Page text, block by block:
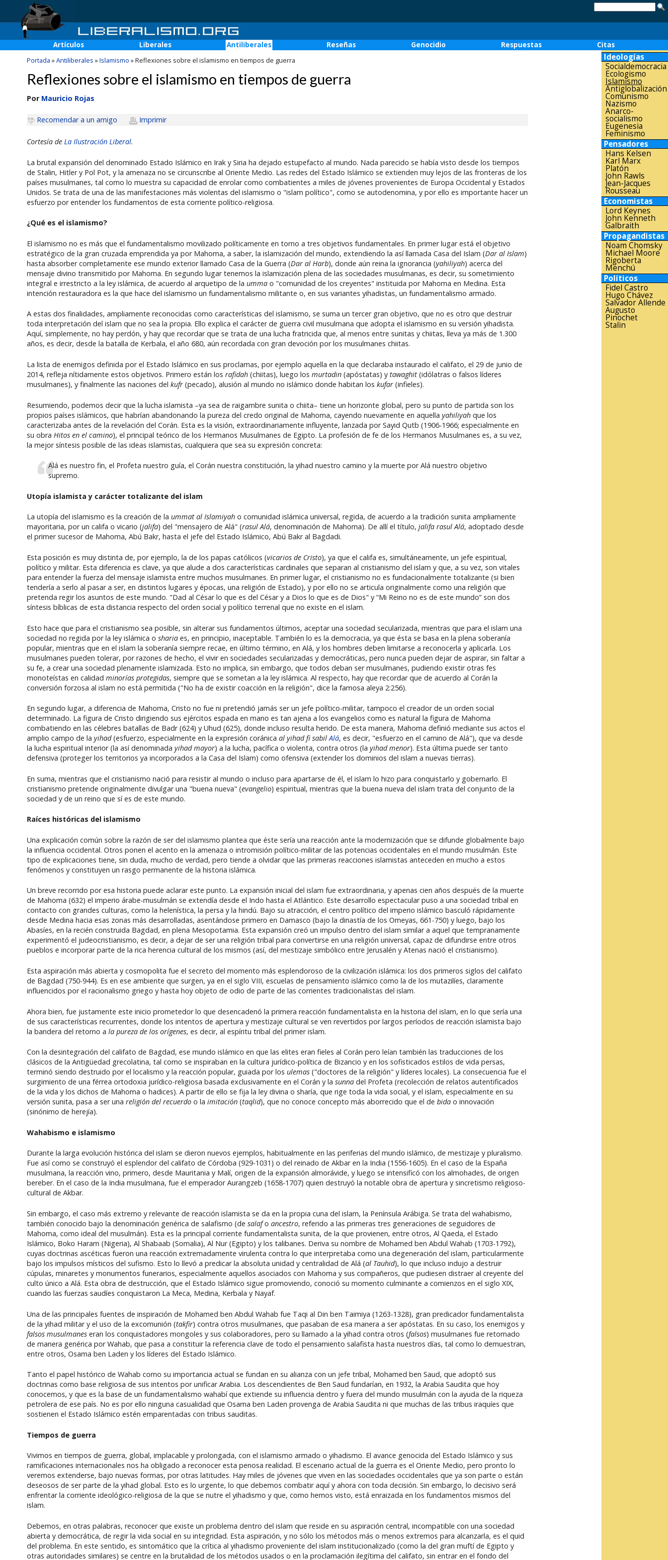
Artículos Liberales Antiliberales Reseñas Genocidio Respuestas
Citas
Portada »Antiliberales »Islamismo »Reflexiones sobre el islamismo en tiempos de guerra
Reflexiones sobre el islamismo en tiempos de guerra
Por Mauricio Rojas
Recomendar a un amigo Imprimir
Cortesía de La Ilustración Liberal.
La brutal expansión del denominado Estado Islámico en Irak y Siria ha dejado estupefacto al mundo. Nada parecido se había visto desde los tiempos
de Stalin, Hitler y Pol Pot, y la amenaza no se circunscribe al Oriente Medio. Las redes del Estado Islámico se extienden muy lejos de las fronteras de los
países musulmanes, tal como lo muestra su capacidad de enrolar como combatientes a miles de jóvenes provenientes de Europa Occidental y Estados
Unidos. Se trata de una de las manifestaciones más violentas del islamismo o "islam político", como se autodenomina, y por ello es importante hacer un
esfuerzo por entender los fundamentos de esta corriente político-religiosa.
¿Qué es el islamismo?
El islamismo no es más que el fundamentalismo movilizado políticamente en torno a tres objetivos fundamentales. En primer lugar está el objetivo
estratégico de la gran cruzada emprendida ya por Mahoma, a saber, la islamización del mundo, extendiendo la así llamada Casa del Islam (Dar al Islam)
hasta absorber completamente ese mundo exterior llamado Casa de la Guerra (Dar al Harb), donde aún reina la ignorancia (yahiliyah) acerca del
mensaje divino transmitido por Mahoma. En segundo lugar tenemos la islamización plena de las sociedades musulmanas, es decir, su sometimiento
integral e irrestricto a la ley islámica, de acuerdo al arquetipo de la ummao "comunidad de los creyentes" instituida por Mahoma en Medina. Esta
intención restauradora es la que hace del islamismo un fundamentalismo militante o, en sus variantes yihadistas, un fundamentalismo armado.
A estas dos finalidades, ampliamente reconocidas como características del islamismo, se suma un tercer gran objetivo, que no es otro que destruir
toda interpretación del islam que no sea la propia. Ello explica el carácter de guerra civil musulmana que adopta el islamismo en su versión yihadista.
Aquí, simplemente, no hay perdón, y hay que recordar que se trata de una lucha fratricida que, al menos entre sunitas y chiitas, lleva ya más de 1.300
años, es decir, desde la batalla de Kerbala, el año 680, aún recordada con gran devoción por los musulmanes chiitas.
La lista de enemigos definida por el Estado Islámico en sus proclamas, por ejemplo aquella en la que declaraba instaurado el califato, el 29 de junio de
2014, refleja nítidamente estos objetivos. Primero están los rafidah(chiitas), luego los murtadin(apóstatas) y tawaghit(idólatras o falsos líderes
musulmanes), y finalmente las naciones del kufr(pecado), alusión al mundo no islámico donde habitan los kufar(infieles).
Resumiendo, podemos decir que la lucha islamista –ya sea de raigambre sunita o chiita– tiene un horizonte global, pero su punto de partida son los
propios países islámicos, que habrían abandonando la pureza del credo original de Mahoma, cayendo nuevamente en aquella yahiliyah que los
caracterizaba antes de la revelación del Corán. Esta es la visión, extraordinariamente influyente, lanzada por Sayid Qutb (1906-1966; especialmente en
su obra Hitos en el camino), el principal teórico de los Hermanos Musulmanes de Egipto. La profesión de fe de los Hermanos Musulmanes es, a su vez,
la mejor síntesis posible de las ideas islamistas, cualquiera que sea su expresión concreta:
Alá es nuestro fin, el Profeta nuestro guía, el Corán nuestra constitución, la yihad nuestro camino y la muerte por Alá nuestro objetivo
supremo.
Utopía islamista y carácter totalizante del islam
La utopía del islamismo es la creación de la ummat al Islamiyaho comunidad islámica universal, regida, de acuerdo a la tradición sunita ampliamente
mayoritaria, por un califa o vicario (jalifa) del "mensajero de Alá" (rasul Alá, denominación de Mahoma). De allí el título, jalifa rasul Alá, adoptado desde
el primer sucesor de Mahoma, Abú Bakr, hasta el jefe del Estado Islámico, Abú Bakr al Bagdadi.
Esta posición es muy distinta de, por ejemplo, la de los papas católicos (vicarios de Cristo), ya que el califa es, simultáneamente, un jefe espiritual,
político y militar. Esta diferencia es clave, ya que alude a dos características cardinales que separan al cristianismo del islam y que, a su vez, son vitales
para entender la fuerza del mensaje islamista entre muchos musulmanes. En primer lugar, el cristianismo no es fundacionalmente totalizante (si bien
tendería a serlo al pasar a ser, en distintos lugares y épocas, una religión de Estado), y por ello no se articula originalmente como una religión que
pretenda regir los asuntos de este mundo. "Dad al César lo que es del César y a Dios lo que es de Dios" y “Mi Reino no es de este mundo” son dos
síntesis bíblicas de esta distancia respecto del orden social y político terrenal que no existe en el islam.
Esto hace que para el cristianismo sea posible, sin alterar sus fundamentos últimos, aceptar una sociedad secularizada, mientras que para el islam una
sociedad no regida por la ley islámica o shariaes, en principio, inaceptable. También lo es la democracia, ya que ésta se basa en la plena soberanía
popular, mientras que en el islam la soberanía siempre recae, en último término, en Alá, y los hombres deben limitarse a reconocerla y aplicarla. Los
musulmanes pueden tolerar, por razones de hecho, el vivir en sociedades secularizadas y democráticas, pero nunca pueden dejar de aspirar, sin faltar a
su fe, a crear una sociedad plenamente islamizada. Esto no implica, sin embargo, que todos deban ser musulmanes, pudiendo existir otras fes
monoteístas en calidad minorías protegidas, siempre que se sometan a la ley islámica. Al respecto, hay que recordar que de acuerdo al Corán la
conversión forzosa al islam no está permitida ("No ha de existir coacción en la religión", dice la famosa aleya 2:256).
En segundo lugar, a diferencia de Mahoma, Cristo no fue ni pretendió jamás ser un jefe político-militar, tampoco el creador de un orden social
determinado. La figura de Cristo dirigiendo sus ejércitos espada en mano es tan ajena a los evangelios como es natural la figura de Mahoma
combatiendo en las célebres batallas de Badr (624) y Uhud (625), donde incluso resulta herido. De esta manera, Mahoma definió mediante sus actos el
amplio campo de la yihad(esfuerzo, especialmente en la expresión coránica al yihad fi sabilAlá, es decir, "esfuerzo en el camino de Alá"), que va desde
la lucha espiritual interior (la así denominada yihad mayor) a la lucha, pacífica o violenta, contra otros (la yihad menor). Esta última puede ser tanto
defensiva (proteger los territorios ya incorporados a la Casa del Islam) como ofensiva (extender los dominios del islam a nuevas tierras).
En suma, mientras que el cristianismo nació para resistir al mundo o incluso para apartarse de él, el islam lo hizo para conquistarlo y gobernarlo. El
cristianismo pretende originalmente divulgar una "buena nueva" (evangelio) espiritual, mientras que la buena nueva del islam trata del conjunto de la
sociedad y de un reino que sí es de este mundo.
Raíces históricas del islamismo
Una explicación común sobre la razón de ser del islamismo plantea que éste sería una reacción ante la modernización que se difunde globalmente bajo
la influencia occidental. Otros ponen el acento en la amenaza o intromisión político-militar de las potencias occidentales en el mundo musulmán. Este
tipo de explicaciones tiene, sin duda, mucho de verdad, pero tiende a olvidar que las primeras reacciones islamistas anteceden en mucho a estos
fenómenos y constituyen un rasgo permanente de la historia islámica.
Un breve recorrido por esa historia puede aclarar este punto. La expansión inicial del islam fue extraordinaria, y apenas cien años después de la muerte
de Mahoma (632) el imperio árabe-musulmán se extendía desde el Indo hasta el Atlántico. Este desarrollo espectacular puso a una sociedad tribal en
contacto con grandes culturas, como la helenística, la persa y la hindú. Bajo su atracción, el centro político del imperio islámico basculó rápidamente
desde Medina hacia esas zonas más desarrolladas, asentándose primero en Damasco (bajo la dinastía de los Omeyas, 661-750) y luego, bajo los
Abasíes, en la recién construida Bagdad, en plena Mesopotamia. Esta expansión creó un impulso dentro del islam similar a aquel que tempranamente
experimentó el judeocristianismo, es decir, a dejar de ser una religión tribal para convertirse en una religión universal, capaz de difundirse entre otros
pueblos e incorporar parte de la rica herencia cultural de los mismos (así, del mestizaje simbólico entre Jerusalén y Atenas nació el cristianismo).
Esta aspiración más abierta y cosmopolita fue el secreto del momento más esplendoroso de la civilización islámica: los dos primeros siglos del califato
de Bagdad (750-944). Es en ese ambiente que surgen, ya en el siglo VIII, escuelas de pensamiento islámico como la de los mutazilíes, claramente
influencidos por el racionalismo griego y hasta hoy objeto de odio de parte de las corrientes tradicionalistas del islam.
Ahora bien, fue justamente este inicio prometedor lo que desencadenó la primera reacción fundamentalista en la historia del islam, en lo que sería una
de sus características recurrentes, donde los intentos de apertura y mestizaje cultural se ven revertidos por largos períodos de reacción islamista bajo
la bandera del retorno a la pureza de los orígenes, es decir, al espíritu tribal del primer islam.
Con la desintegración del califato de Bagdad, ese mundo islámico en que las elites eran fieles al Corán pero leían también las traducciones de los
clásicos de la Antigüedad grecolatina, tal como se inspiraban en la cultura jurídico-política de Bizancio y en los sofisticados estilos de vida persas,
terminó siendo destruido por el localismo y la reacción popular, guiada por los ulemas("doctores de la religión" y líderes locales). La consecuencia fue el
surgimiento de una férrea ortodoxia jurídico-religiosa basada exclusivamente en el Corán y la sunnadel Profeta (recolección de relatos autentificados
de la vida y los dichos de Mahoma o hadices). A partir de ello se fija la ley divina o sharía, que rige toda la vida social, y el islam, especialmente en su
versión sunita, pasa a ser una religión del recuerdoo la imitación(taqlid), que no conoce concepto más aborrecido que el de bidao innovación
(sinónimo de herejía).
Wahabismo e islamismo
Durante la larga evolución histórica del islam se dieron nuevos ejemplos, habitualmente en las periferias del mundo islámico, de mestizaje y pluralismo.
Fue así como se construyó el esplendor del califato de Córdoba (929-1031) o del reinado de Akbar en la India (1556-1605). En el caso de la España
musulmana, la reacción vino, primero, desde Mauritania y Malí, origen de la expansión almorávide, y luego se intensificó con los almohades, de origen
bereber. En el caso de la India musulmana, fue el emperador Aurangzeb (1658-1707) quien destruyó la notable obra de apertura y sincretismo religioso-
cultural de Akbar.
Sin embargo, el caso más extremo y relevante de reacción islamista se da en la propia cuna del islam, la Península Arábiga. Se trata del wahabismo,
también conocido bajo la denominación genérica de salafismo (de salafo ancestro, referido a las primeras tres generaciones de seguidores de
Mahoma, como ideal del musulmán). Esta es la principal corriente fundamentalista sunita, de la que provienen, entre otros, Al Qaeda, el Estado
Islámico, Boko Haram (Nigeria), Al Shabaab (Somalia), Al Nur (Egipto) y los talibanes. Deriva su nombre de Mohamed ben Abdul Wahab (1703-1792),
cuyas doctrinas ascéticas fueron una reacción extremadamente virulenta contra lo que interpretaba como una degeneración del islam, particularmente
bajo los impulsos místicos del sufismo. Esto lo llevó a predicar la absoluta unidad y centralidad de Alá (al Tauhid), lo que incluso indujo a destruir
cúpulas, minaretes y monumentos funerarios, especialmente aquellos asociados con Mahoma y sus compañeros, que pudiesen distraer al creyente del
culto único a Alá. Esta obra de destrucción, que el Estado Islámico sigue promoviendo, conoció su momento culminante a comienzos en el siglo XIX,
cuando las fuerzas saudíes conquistaron La Meca, Medina, Kerbala y Nayaf.
Una de las principales fuentes de inspiración de Mohamed ben Abdul Wahab fue Taqi al Din ben Taimiya (1263-1328), gran predicador fundamentalista
de la yihad militar y el uso de la excomunión (takfir) contra otros musulmanes, que pasaban de esa manera a ser apóstatas. En su caso, los enemigos y
falsos musulmaneseran los conquistadores mongoles y sus colaboradores, pero su llamado a la yihad contra otros (falsos) musulmanes fue retomado
de manera genérica por Wahab, que pasa a constituir la referencia clave de todo el pensamiento salafista hasta nuestros días, tal como lo demuestran,
entre otros, Osama ben Laden y los líderes del Estado Islámico.
Tanto el papel histórico de Wahab como su importancia actual se fundan en su alianza con un jefe tribal, Mohamed ben Saud, que adoptó sus
doctrinas como base religiosa de sus intentos por unificar Arabia. Los descendientes de Ben Saud fundarían, en 1932, la Arabia Saudita que hoy
conocemos, y que es la base de un fundamentalismo wahabí que extiende su influencia dentro y fuera del mundo musulmán con la ayuda de la riqueza
petrolera de ese país. No es por ello ninguna casualidad que Osama ben Laden provenga de Arabia Saudita ni que muchas de las tribus iraquíes que
sostienen el Estado Islámico estén emparentadas con tribus sauditas.
Tiempos de guerra
Vivimos en tiempos de guerra, global, implacable y prolongada, con el islamismo armado o yihadismo. El avance genocida del Estado Islámico y sus
ramificaciones internacionales nos ha obligado a reconocer esta penosa realidad. El escenario actual de la guerra es el Oriente Medio, pero pronto lo
veremos extenderse, bajo nuevas formas, por otras latitudes. Hay miles de jóvenes que viven en las sociedades occidentales que ya son parte o están
deseosos de ser parte de la yihad global. Esto es lo urgente, lo que debemos combatir aquí y ahora con toda decisión. Sin embargo, lo decisivo será
enfrentar la corriente ideológico-religiosa de la que se nutre el yihadismo y que, como hemos visto, está enraizada en los fundamentos mismos del
islam.
Debemos, en otras palabras, reconocer que existe un problema dentro del islam que reside en su aspiración central, incompatible con una sociedad
abierta y democrática, de regir la vida social en su integridad. Esta aspiración, y no sólo los métodos más o menos extremos para alcanzarla, es el quid
del problema. En este sentido, es sintomático que la crítica al yihadismo proveniente del islam institucionalizado (como la del gran muftí de Egipto y
otras autoridades similares) se centre en la brutalidad de los métodos usados o en la proclamación ilegítima del califato, sin entrar en el fondo del
Ideologías
Socialdemocracia
Ecologismo
Islamismo
Antiglobalización
Comunismo
Nazismo
Anarco-
socialismo
Eugenesia
Feminismo
Pensadores
Hans Kelsen
Karl Marx
Platón
John Rawls
Jean-Jacques
Rousseau
Economistas
Lord Keynes
John Kenneth
Galbraith
Propagandistas
Noam Chomsky
Michael Moore
Rigoberta
Menchú
Políticos
Fidel Castro
Hugo Chávez
Salvador Allende
Augusto
Pinochet
Stalin